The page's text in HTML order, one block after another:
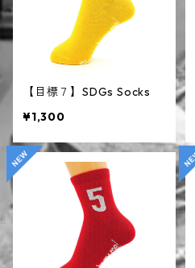
【目標７】SDGs Socks
¥1,300